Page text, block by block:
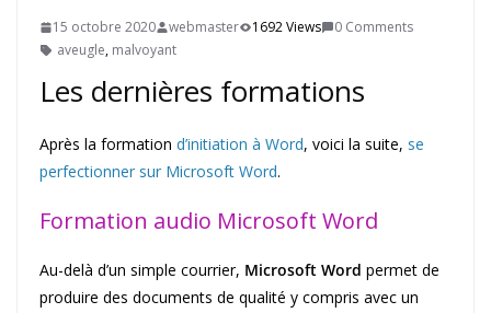
15 octobre 2020 webmaster 1692 Views
0 Comments
aveugle, malvoyant
Les dernières formations
Après la formation d’initiation à Word, voici la suite, se
perfectionner sur Microsoft Word.
Formation audio Microsoft Word
Au-delà d’un simple courrier, Microsoft Word permet de
produire des documents de qualité y compris avec un